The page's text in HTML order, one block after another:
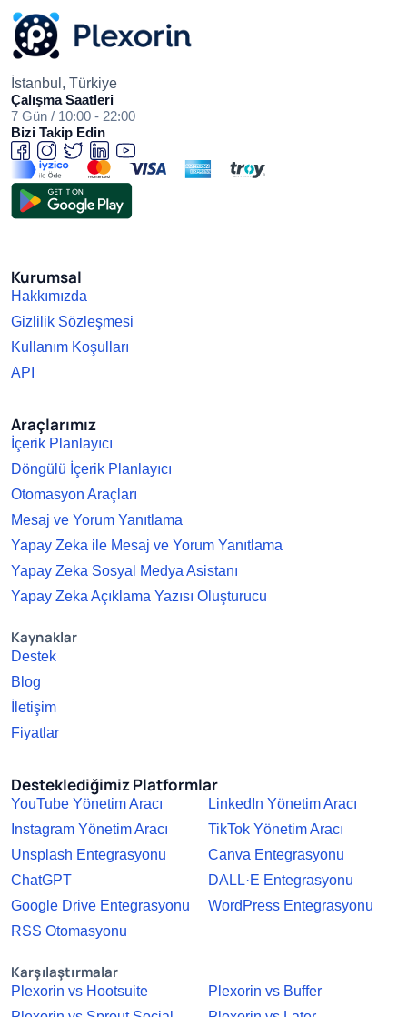
İstanbul, Türkiye
Çalışma Saatleri
7 Gün / 10:00 - 22:00
Bizi Takip Edin
Kurumsal
Hakkımızda
Gizlilik Sözleşmesi
Kullanım Koşulları
API
Araçlarımız
İçerik Planlayıcı
Döngülü İçerik Planlayıcı
Otomasyon Araçları
Mesaj ve Yorum Yanıtlama
Yapay Zeka ile Mesaj ve Yorum Yanıtlama
Yapay Zeka Sosyal Medya Asistanı
Yapay Zeka Açıklama Yazısı Oluşturucu
Kaynaklar
Destek
Blog
İletişim
Fiyatlar
Desteklediğimiz Platformlar
YouTube Yönetim Aracı
LinkedIn Yönetim Aracı
Instagram Yönetim Aracı
TikTok Yönetim Aracı
Unsplash Entegrasyonu
Canva Entegrasyonu
ChatGPT
DALL·E Entegrasyonu
Google Drive Entegrasyonu
WordPress Entegrasyonu
RSS Otomasyonu
Karşılaştırmalar
Plexorin vs Hootsuite
Plexorin vs Buffer